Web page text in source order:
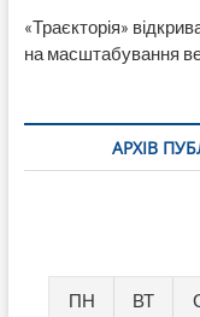
«Траєкторія»
на масштабування
АРХІВ
ПН ВТ